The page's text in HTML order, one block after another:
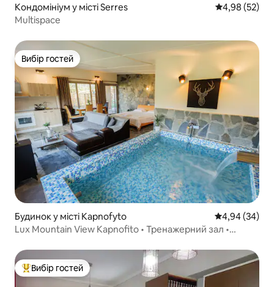
Кондомініум у місті Serres Середня
4,98 (52)
Multispace
Вибір гостей
Вибір гостей
Будинок у місті Kapnofyto Середня
4,94 (34)
Lux Mountain View Kapnofito • Тренажерний зал •
Топ вибір гостей
Вибір гостей